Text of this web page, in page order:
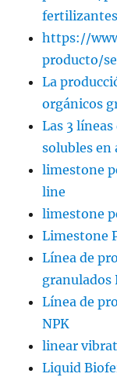
https://
producto/
La
orgánicos
Las 3
solubles en
limestone
line
limestone
Limestone
Línea de
granulados
Línea de
NPK
linear
Liquid